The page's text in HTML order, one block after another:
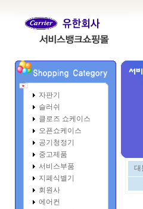
자판기
슬러쉬
클로즈 쇼케이스
오픈쇼케이스
공기청정기
중고제품
서비스부품
지폐식별기
회원사
에어컨
대